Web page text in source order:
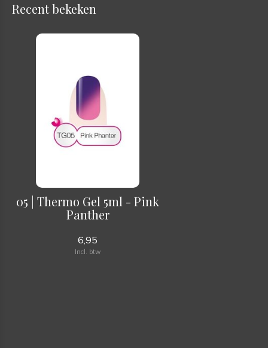
Recent bekeken
05 | Thermo Gel 5ml - Pink
Panther
6,95
Incl. btw